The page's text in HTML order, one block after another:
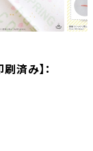
済み】：